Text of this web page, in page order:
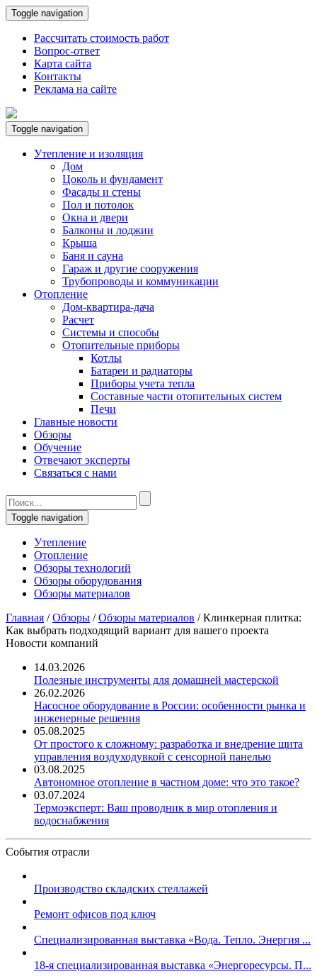
Toggle navigation
Рассчитать стоимость работ
Вопрос-ответ
Карта сайта
Контакты
Реклама на сайте
Toggle navigation
Утепление и изоляция
Дом
Цоколь и фундамент
Фасады и стены
Пол и потолок
Окна и двери
Балконы и лоджии
Крыша
Баня и сауна
Гараж и другие сооружения
Трубопроводы и коммуникации
Отопление
Дом-квартира-дача
Расчет
Системы и способы
Отопительные приборы
Котлы
Батареи и радиаторы
Приборы учета тепла
Составные части отопительных систем
Печи
Главные новости
Обзоры
Обучение
Отвечают эксперты
Связаться с нами
Toggle navigation
Утепление
Отопление
Обзоры технологий
Обзоры оборудования
Обзоры материалов
Главная /Обзоры /Обзоры материалов /Клинкерная плитка:
Как выбрать подходящий вариант для вашего проекта
Новости компаний
14.03.2026
Полезные инструменты для домашней мастерской
26.02.2026
Насосное оборудование в России: особенности рынка и
инженерные решения
05.08.2025
От простого к сложному: разработка и внедрение щита
управления воздуходувкой с сенсорной панелью
03.08.2025
Автономное отопление в частном доме: что это такое?
03.07.2024
Термоэксперт: Ваш проводник в мир отопления и
водоснабжения
События отрасли
Производство складских стеллажей
Ремонт офисов под ключ
Специализированная выставка «Вода. Тепло. Энергия ...
18-я специализированная выставка «Энергоресурсы. П...